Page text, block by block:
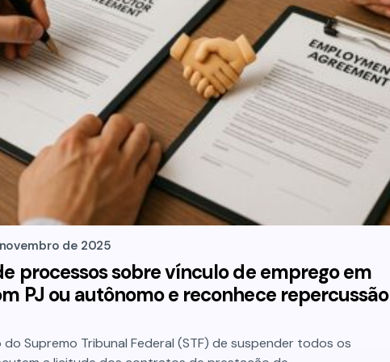
de 2025
processos sobre vínculo de emprego em
PJ ou autônomo e reconhece repercussão
Supremo Tribunal Federal (STF) de suspender todos os